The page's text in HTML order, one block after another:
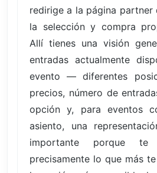
redirige a la página partner
la selección y compra
Allí tienes una visión
entradas actualmente
evento — diferentes
precios, número de
opción y, para eventos
asiento, una
importante porque te
precisamente lo que más